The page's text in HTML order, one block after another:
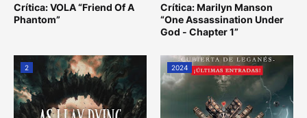
Crítica: VOLA “Friend Of A
Phantom”
Crítica: Marilyn Manson
“One Assassination Under
God - Chapter 1”
2 2024